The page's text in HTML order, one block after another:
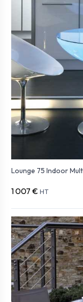
Lounge 75 Indoor
1 007 € HT